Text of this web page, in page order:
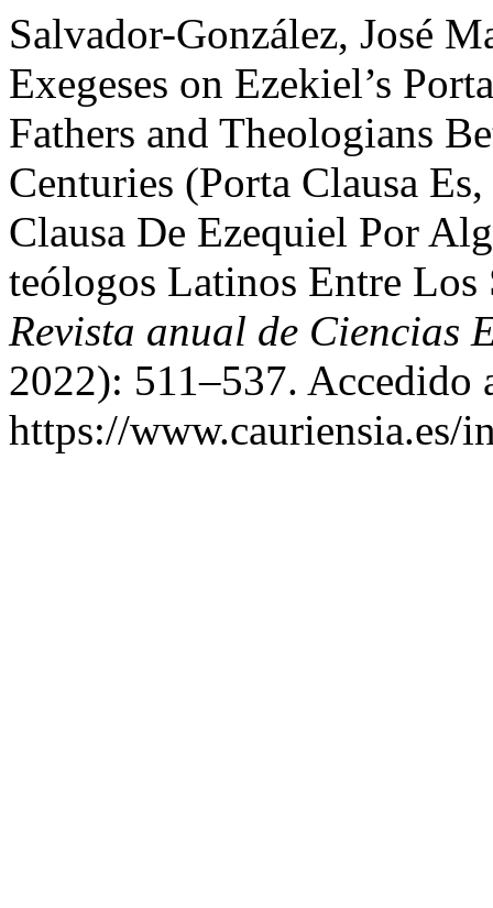
Salvador-González, José
Exegeses on Ezekiel’s
Fathers and Theologians
Centuries (Porta Clausa
Clausa De Ezequiel Por
teólogos Latinos Entre
Revista anual de Ciencias
2022): 511–537. Accedido
https://www.cauriensia.es/